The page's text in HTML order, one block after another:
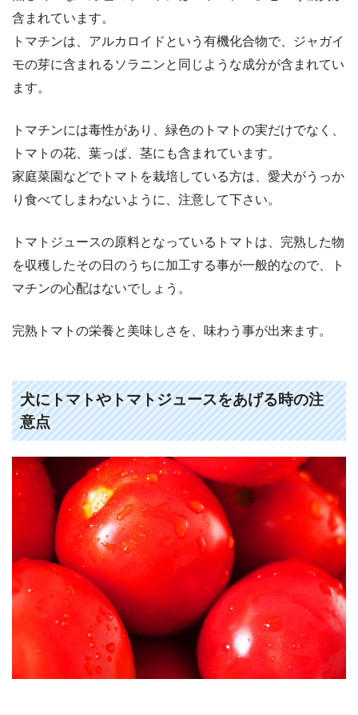
含まれています。
トマチンは、アルカロイドという有機化合物で、ジャガイ
モの芽に含まれるソラニンと同じような成分が含まれてい
ます。
トマチンには毒性があり、緑色のトマトの実だけでなく、
トマトの花、葉っぱ、茎にも含まれています。
家庭菜園などでトマトを栽培している方は、愛犬がうっか
り食べてしまわないように、注意して下さい。
トマトジュースの原料となっているトマトは、完熟した物
を収穫したその日のうちに加工する事が一般的なので、ト
マチンの心配はないでしょう。
完熟トマトの栄養と美味しさを、味わう事が出来ます。
犬にトマトやトマトジュースをあげる時の注
意点